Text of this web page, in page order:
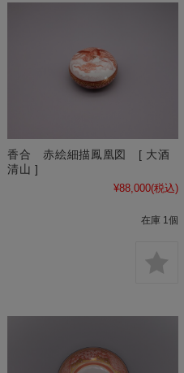
香合 赤絵細描鳳凰図 [ 大酒
清山 ]
¥88,000(税込)
在庫 1個